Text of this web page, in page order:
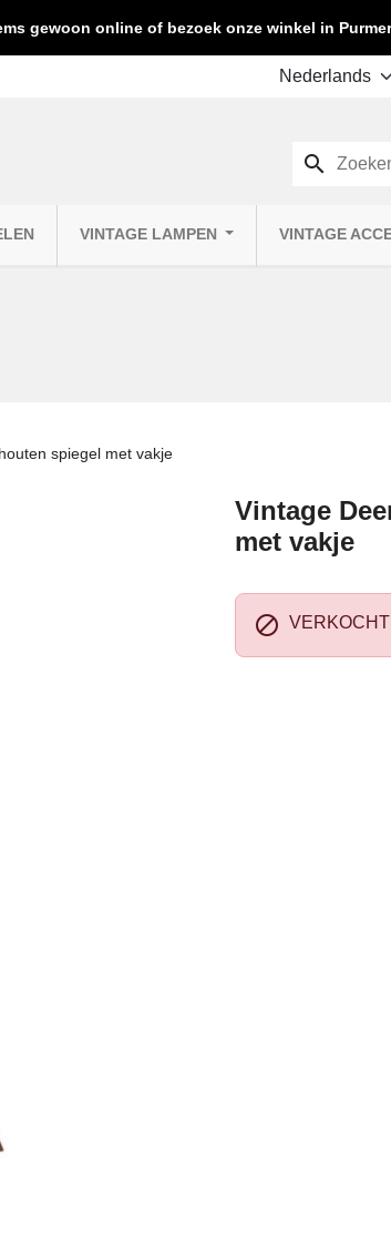
gewoon online of bezoek onze winkel in
VINTAGE LAMPEN VINTAGE
search
spiegel met vakje
Vintage
met vakje
 VERKOCHT